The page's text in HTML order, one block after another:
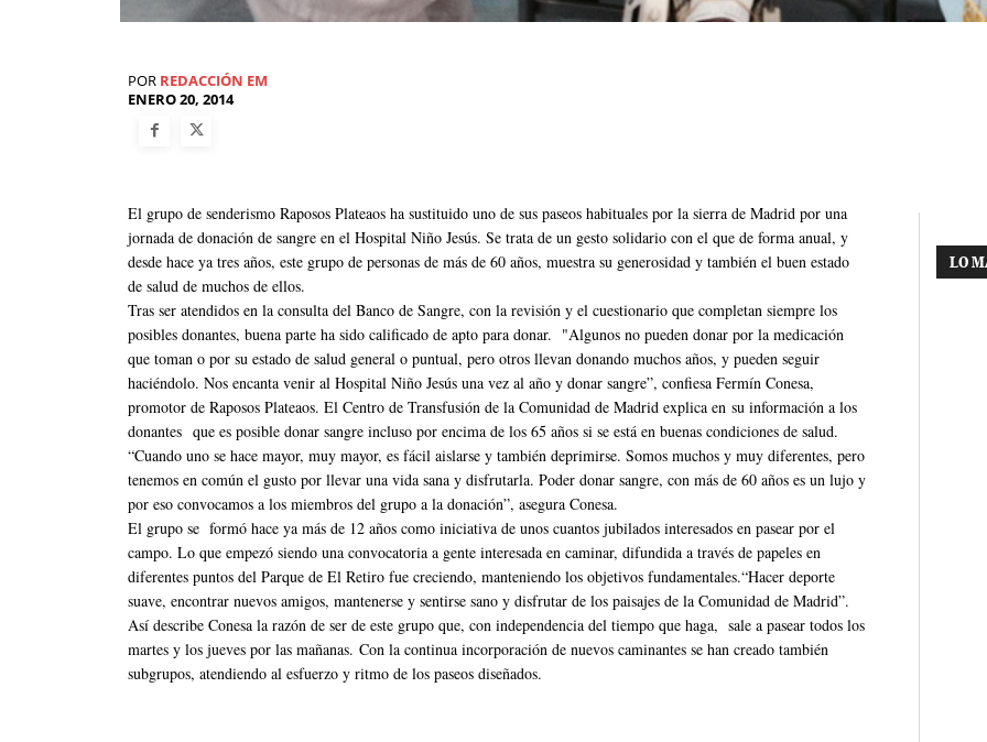
POR REDACCIÓN EM
ENERO 20, 2014
El grupo de senderismo Raposos Plateaos ha sustituido uno de sus paseos habituales por la sierra de Madrid por una
jornada de donación de sangre en el Hospital Niño Jesús. Se trata de un gesto solidario con el que de forma anual, y
desde hace ya tres años, este grupo de personas de más de 60 años, muestra su generosidad y también el buen estado
de salud de muchos de ellos.
Tras ser atendidos en la consulta del Banco de Sangre, con la revisión y el cuestionario que completan siempre los
posibles donantes, buena parte ha sido calificado de apto para donar. "Algunos no pueden donar por la medicación
que toman o por su estado de salud general o puntual, pero otros llevan donando muchos años, y pueden seguir
haciéndolo. Nos encanta venir al Hospital Niño Jesús una vez al año y donar sangre”, confiesa Fermín Conesa,
promotor de Raposos Plateaos. El Centro de Transfusión de la Comunidad de Madrid explica en su información a los
donantes que es posible donar sangre incluso por encima de los 65 años si se está en buenas condiciones de salud.
“Cuando uno se hace mayor, muy mayor, es fácil aislarse y también deprimirse. Somos muchos y muy diferentes, pero
tenemos en común el gusto por llevar una vida sana y disfrutarla. Poder donar sangre, con más de 60 años es un lujo y
por eso convocamos a los miembros del grupo a la donación”, asegura Conesa.
El grupo se formó hace ya más de 12 años como iniciativa de unos cuantos jubilados interesados en pasear por el
campo. Lo que empezó siendo una convocatoria a gente interesada en caminar, difundida a través de papeles en
diferentes puntos del Parque de El Retiro fue creciendo, manteniendo los objetivos fundamentales.“Hacer deporte
suave, encontrar nuevos amigos, mantenerse y sentirse sano y disfrutar de los paisajes de la Comunidad de Madrid”.
Así describe Conesa la razón de ser de este grupo que, con independencia del tiempo que haga, sale a pasear todos los
martes y los jueves por las mañanas. Con la continua incorporación de nuevos caminantes se han creado también
subgrupos, atendiendo al esfuerzo y ritmo de los paseos diseñados.
LO